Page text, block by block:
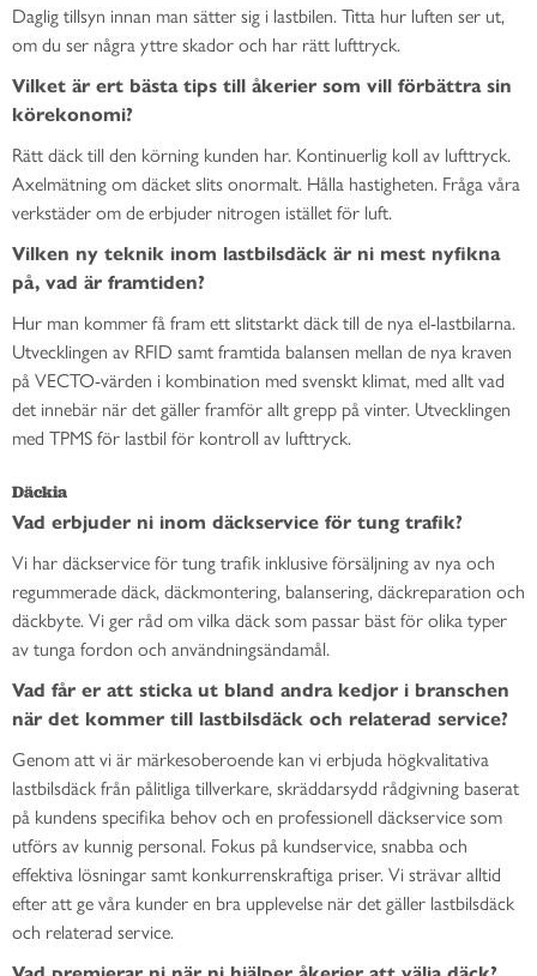
Daglig tillsyn innan man sätter sig i lastbilen. Titta hur luften ser ut,
om du ser några yttre skador och har rätt lufttryck.
Vilket är ert bästa tips till åkerier som vill förbättra sin
körekonomi?
Rätt däck till den körning kunden har. Kontinuerlig koll av lufttryck.
Axelmätning om däcket slits onormalt. Hålla hastigheten. Fråga våra
verkstäder om de erbjuder nitrogen istället för luft.
Vilken ny teknik inom lastbilsdäck är ni mest nyfikna
på, vad är framtiden?
Hur man kommer få fram ett slitstarkt däck till de nya el-lastbilarna.
Utvecklingen av RFID samt framtida balansen mellan de nya kraven
på VECTO-värden i kombination med svenskt klimat, med allt vad
det innebär när det gäller framför allt grepp på vinter. Utvecklingen
med TPMS för lastbil för kontroll av lufttryck.
Däckia
Vad erbjuder ni inom däckservice för tung trafik?
Vi har däckservice för tung trafik inklusive försäljning av nya och
regummerade däck, däckmontering, balansering, däckreparation och
däckbyte. Vi ger råd om vilka däck som passar bäst för olika typer
av tunga fordon och användningsändamål.
Vad får er att sticka ut bland andra kedjor i branschen
när det kommer till lastbilsdäck och relaterad service?
Genom att vi är märkesoberoende kan vi erbjuda högkvalitativa
lastbilsdäck från pålitliga tillverkare, skräddarsydd rådgivning baserat
på kundens specifika behov och en professionell däckservice som
utförs av kunnig personal. Fokus på kundservice, snabba och
effektiva lösningar samt konkurrenskraftiga priser. Vi strävar alltid
efter att ge våra kunder en bra upplevelse när det gäller lastbilsdäck
och relaterad service.